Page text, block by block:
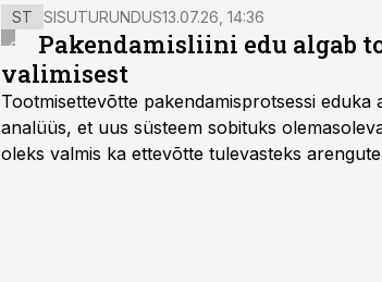
ST SISUTURUNDUS13.07.26, 14:36
Pakendamisliini edu algab
valimisest
Tootmisettevõtte pakendamisprotsessi
analüüs, et uus süsteem sobituks
oleks valmis ka ettevõtte tulevasteks